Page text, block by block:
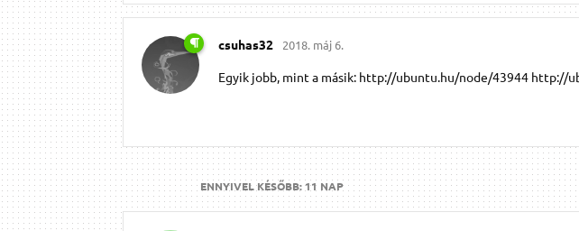
csuhas32 2018. máj 6.
Egyik jobb, mint a másik: http://ubuntu.hu/node/43944 http://
ENNYIVEL KÉSŐBB:11 NAP